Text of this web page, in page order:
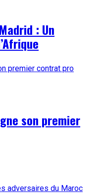
: Un
son premier